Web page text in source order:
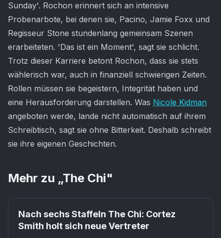
Sunday'. Rochon erinnert sich an intensive
Probenarbote, bei denen sie, Pacino, Jamie Foxx und
Regisseur Stone stundenlang gemeinsam Szenen
erarbeiteten. 'Das ist ein Moment', sagt sie schlicht.
Trotz dieser Karriere betont Rochon, dass sie stets
wählerisch war, auch in finanziell schwierigen Zeiten.
Rollen müssen sie begeistern, Integrität haben und
eine Herausforderung darstellen. Was Nicole Kidman
angeboten werde, lande nicht automatisch auf ihrem
Schreibtisch, sagt sie ohne Bitterkeit. Deshalb schreibt
sie ihre eigenen Geschichten.
Mehr zu „The Chi"
Nach sechs Staffeln The Chi: Cortez
Smith holt sich neue Vertreter